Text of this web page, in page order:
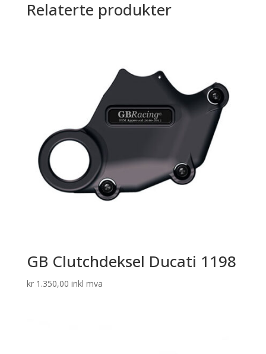
Relaterte produkter
GB Clutchdeksel Ducati 1198
kr1.350,00 inkl mva